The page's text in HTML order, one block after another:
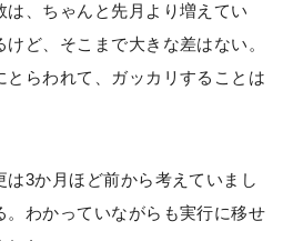
は、ちゃんと先月より増えてい
ど、そこまで大きな差はない。
とらわれて、ガッカリすることは
3か月ほど前から考えていまし
。わかっていながらも実行に移せ